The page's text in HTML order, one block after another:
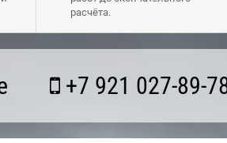
расчёта.
+7 921 027-89-